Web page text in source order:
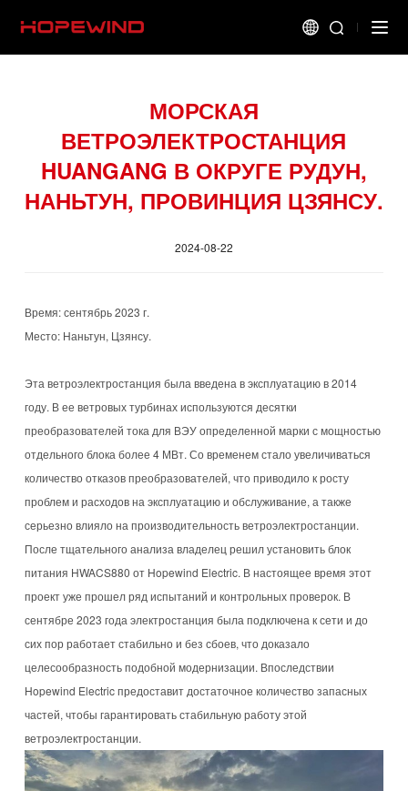
МОРСКАЯ
ВЕТРОЭЛЕКТРОСТАНЦИЯ
HUANGANG В ОКРУГЕ РУДУН,
НАНЬТУН, ПРОВИНЦИЯ ЦЗЯНСУ.
2024-08-22
Время: сентябрь 2023 г.
Место: Наньтун, Цзянсу.
Эта ветроэлектростанция была введена в эксплуатацию в 2014
году. В ее ветровых турбинах используются десятки
преобразователей тока для ВЭУ определенной марки с мощностью
отдельного блока более 4 МВт. Со временем стало увеличиваться
количество отказов преобразователей, что приводило к росту
проблем и расходов на эксплуатацию и обслуживание, а также
серьезно влияло на производительность ветроэлектростанции.
После тщательного анализа владелец решил установить блок
питания HWACS880 от Hopewind Electric. В настоящее время этот
проект уже прошел ряд испытаний и контрольных проверок. В
сентябре 2023 года электростанция была подключена к сети и до
сих пор работает стабильно и без сбоев, что доказало
целесообразность подобной модернизации. Впоследствии
Hopewind Electric предоставит достаточное количество запасных
частей, чтобы гарантировать стабильную работу этой
ветроэлектростанции.